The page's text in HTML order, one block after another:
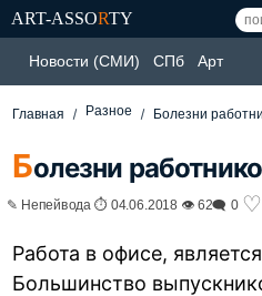
ART-ASSORTY
Новости (СМИ) СПб Арт
Главная Разное Болезни
Болезни
✎ Непейвода ⏱ 04.06.2018 👁 62🗨 0 ♡
Работа в офисе,
Большинство